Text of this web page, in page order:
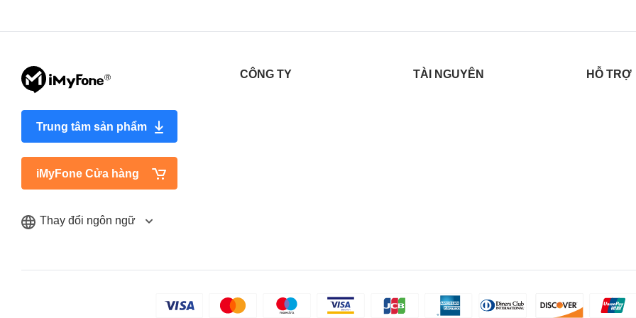
Trung tâm sản phẩm
iMyFone Cửa hàng
Thay đổi ngôn ngữ
CÔNG TY TÀI NGUYÊN HỖ TRỢ